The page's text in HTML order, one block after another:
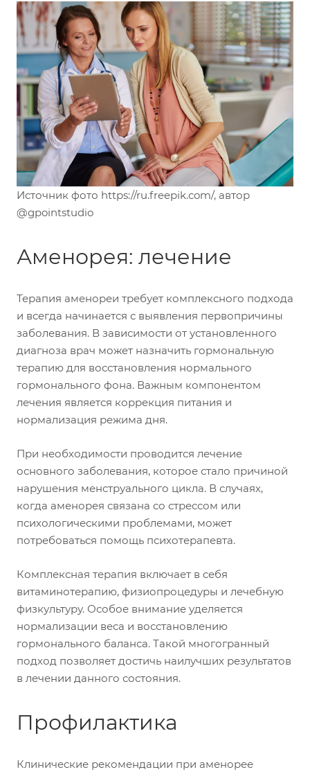
Источник фото https://ru.freepik.com/, автор
@gpointstudio
Аменорея: лечение
Терапия аменореи требует комплексного подхода
и всегда начинается с выявления первопричины
заболевания. В зависимости от установленного
диагноза врач может назначить гормональную
терапию для восстановления нормального
гормонального фона. Важным компонентом
лечения является коррекция питания и
нормализация режима дня.
При необходимости проводится лечение
основного заболевания, которое стало причиной
нарушения менструального цикла. В случаях,
когда аменорея связана со стрессом или
психологическими проблемами, может
потребоваться помощь психотерапевта.
Комплексная терапия включает в себя
витаминотерапию, физиопроцедуры и лечебную
физкультуру. Особое внимание уделяется
нормализации веса и восстановлению
гормонального баланса. Такой многогранный
подход позволяет достичь наилучших результатов
в лечении данного состояния.
Профилактика
Клинические рекомендации при аменорее